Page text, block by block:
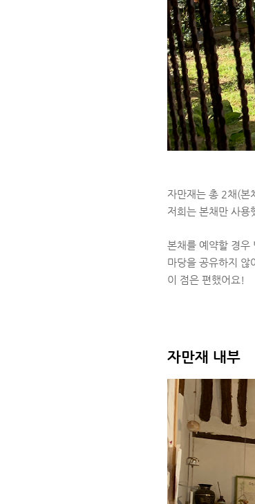
자만재는 총 2채(본
저희는 본채만 사용
본채를 예약할 경우
마당을 공유하지 않
이 점은 편했어요!
자만재 내부